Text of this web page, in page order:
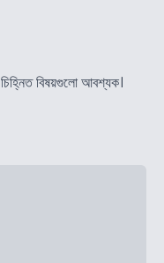
চিহ্নিত বিষয়গুলো আবশ্যক।